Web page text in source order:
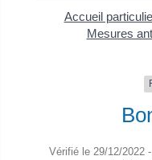
Accueil
Mesures
Vérifié le 29/12/2022